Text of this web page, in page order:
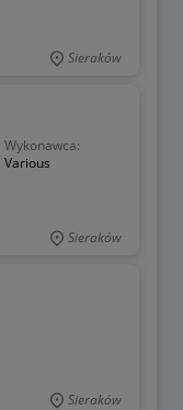
Sieraków
Wykonawca:
Various
Sieraków
Sieraków